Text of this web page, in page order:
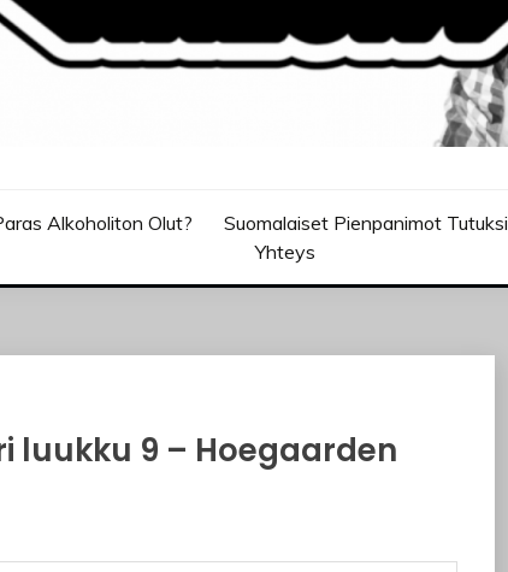
Alkoholiton Olut? Suomalaiset Pienpanimot Tutuksi
Yhteys
9 – Hoegaarden